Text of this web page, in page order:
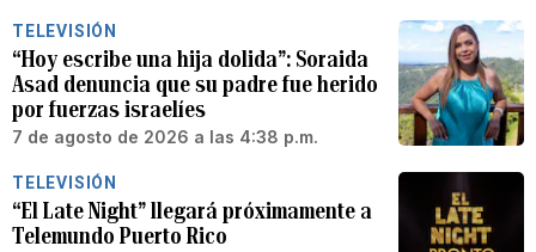
TELEVISIÓN
“Hoy escribe una hija dolida”: Soraida
Asad denuncia que su padre fue herido
por fuerzas israelíes
7 de agosto de 2026 a las 4:38 p.m.
TELEVISIÓN
“El Late Night” llegará próximamente a
Telemundo Puerto Rico